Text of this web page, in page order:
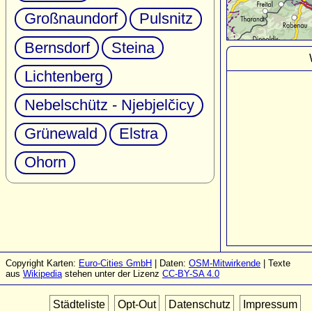
Großnaundorf
Pulsnitz
Bernsdorf
Steina
Lichtenberg
Nebelschütz - Njebjelčicy
Grünewald
Elstra
Ohorn
Copyright Karten: Euro-Cities GmbH | Daten: OSM-Mitwirkende | Texte
aus Wikipediastehen unter der Lizenz CC-BY-SA 4.0
Städteliste Opt-Out Datenschutz Impressum